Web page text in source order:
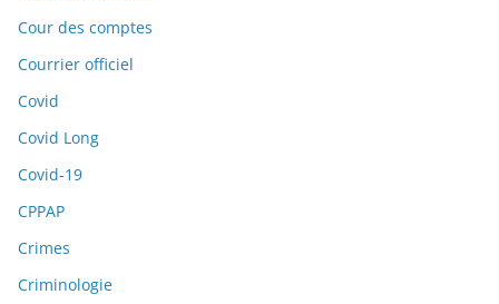
Cour des comptes
Courrier officiel
Covid
Covid Long
Covid-19
CPPAP
Crimes
Criminologie